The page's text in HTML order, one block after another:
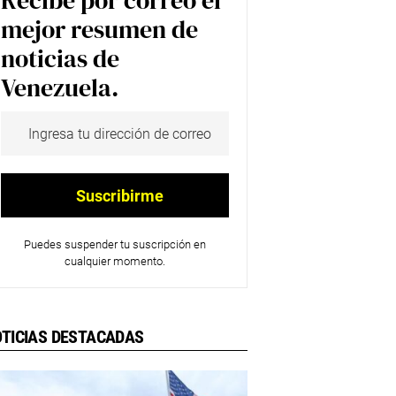
mejor resumen de
noticias de
Venezuela.
Puedes suspender tu suscripción en
cualquier momento.
DESTACADAS